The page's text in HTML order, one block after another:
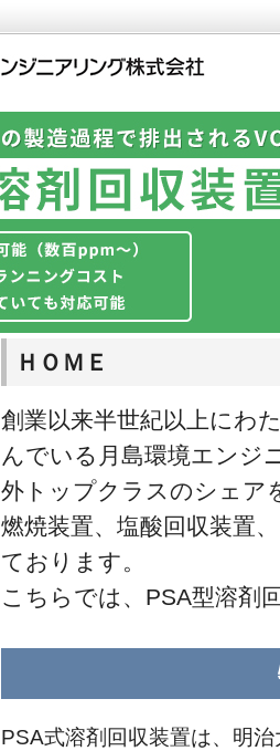
ＨＯＭＥ
創業以来半世紀以上にわ
んでいる月島環境エンジ
外トップクラスのシェア
燃焼装置、塩酸回収装置
ております。
こちらでは、PSA型溶剤
PSA式溶剤回収装置は、明